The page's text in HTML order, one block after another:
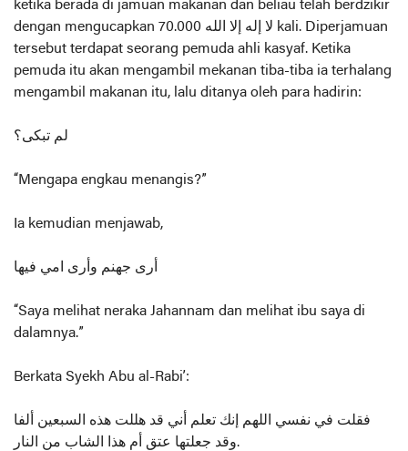
ketika berada di jamuan makanan dan beliau telah berdzikir
dengan mengucapkan لا إله إلا الله 70.000 kali. Diperjamuan
tersebut terdapat seorang pemuda ahli kasyaf. Ketika
pemuda itu akan mengambil mekanan tiba-tiba ia terhalang
mengambil makanan itu, lalu ditanya oleh para hadirin:
لم تبكى؟
“Mengapa engkau menangis?”
Ia kemudian menjawab,
أرى جهنم وأرى امي فيها
“Saya melihat neraka Jahannam dan melihat ibu saya di
dalamnya.”
Berkata Syekh Abu al-Rabi’:
فقلت في نفسي اللهم إنك تعلم أني قد هللت هذه السبعين ألفا
وقد جعلتها عتق أم هذا الشاب من النار.